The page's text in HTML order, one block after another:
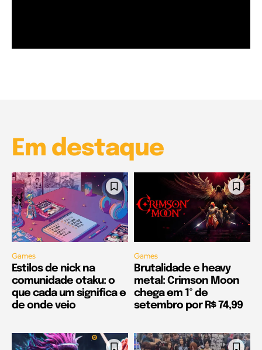
Em destaque
Games
Estilos de nick na
comunidade otaku: o
que cada um significa e
de onde veio
Games
Brutalidade e heavy
metal: Crimson Moon
chega em 1º de
setembro por R$ 74,99